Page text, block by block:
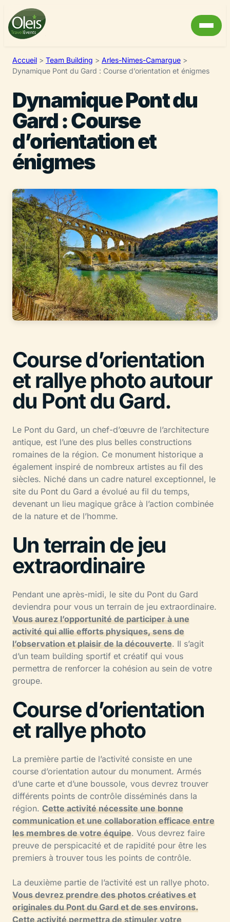
Accueil > Team Building > Arles-Nimes-Camargue >
Dynamique Pont du Gard : Course d’orientation et énigmes
Dynamique Pont du
Gard : Course
d’orientation et
énigmes
Course d’orientation
et rallye photo autour
du Pont du Gard.
Le Pont du Gard, un chef-d’œuvre de l’architecture
antique, est l’une des plus belles constructions
romaines de la région. Ce monument historique a
également inspiré de nombreux artistes au fil des
siècles. Niché dans un cadre naturel exceptionnel, le
site du Pont du Gard a évolué au fil du temps,
devenant un lieu magique grâce à l’action combinée
de la nature et de l’homme.
Un terrain de jeu
extraordinaire
Pendant une après-midi, le site du Pont du Gard
deviendra pour vous un terrain de jeu extraordinaire.
Vous aurez l’opportunité de participer à une
activité qui allie efforts physiques, sens de
l’observation et plaisir de la découverte. Il s’agit
d’un team building sportif et créatif qui vous
permettra de renforcer la cohésion au sein de votre
groupe.
Course d’orientation
et rallye photo
La première partie de l’activité consiste en une
course d’orientation autour du monument. Armés
d’une carte et d’une boussole, vous devrez trouver
différents points de contrôle disséminés dans la
région. Cette activité nécessite une bonne
communication et une collaboration efficace entre
les membres de votre équipe. Vous devrez faire
preuve de perspicacité et de rapidité pour être les
premiers à trouver tous les points de contrôle.
La deuxième partie de l’activité est un rallye photo.
Vous devrez prendre des photos créatives et
originales du Pont du Gard et de ses environs.
Cette activité permettra de stimuler votre